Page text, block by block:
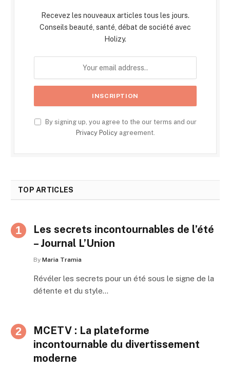
Recevez les nouveaux articles tous les jours.
Conseils beauté, santé, débat de société avec
Holizy.
By signing up, you agree to the our terms and our
Privacy Policyagreement.
TOP ARTICLES
Les secrets incontournables de l’été
– Journal L’Union
By Maria Tramia
Révéler les secrets pour un été sous le signe de la
détente et du style…
MCETV : La plateforme
incontournable du divertissement
moderne